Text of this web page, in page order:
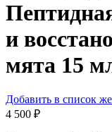
и
мята 15
Добавить в список
4 500 ₽